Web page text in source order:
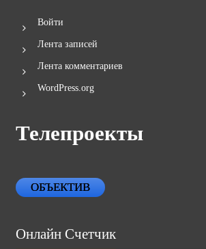
Войти
Лента записей
Лента комментариев
WordPress.org
Телепроекты
ОБЪЕКТИВ
Онлайн Счетчик